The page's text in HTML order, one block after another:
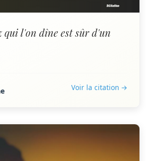
qui l'on dîne est sûr d'un
Voir la citation →